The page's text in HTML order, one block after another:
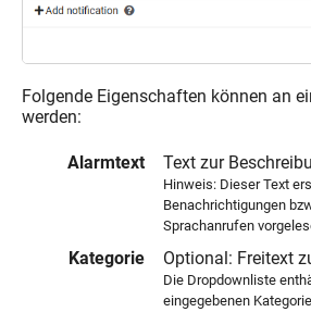
Folgende Eigenschaften können an
werden:
Alarmtext Text zur
Hinweis: Dieser Text
Benachrichtigungen
Sprachanrufen
Kategorie Optional: Freitext
Die Dropdownliste
eingegebenen